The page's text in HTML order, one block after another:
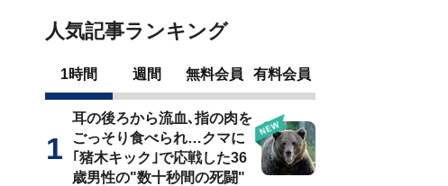
人気記事ランキング
1時間 週間 無料会員 有料会員
耳の後ろから流血､指の肉を
ごっそり食べられ…クマに
｢猪木キック｣で応戦した36
歳男性の"数十秒間の死闘"